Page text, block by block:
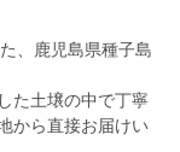
、鹿児島県種子島
た土壌の中で丁寧
から直接お届けい